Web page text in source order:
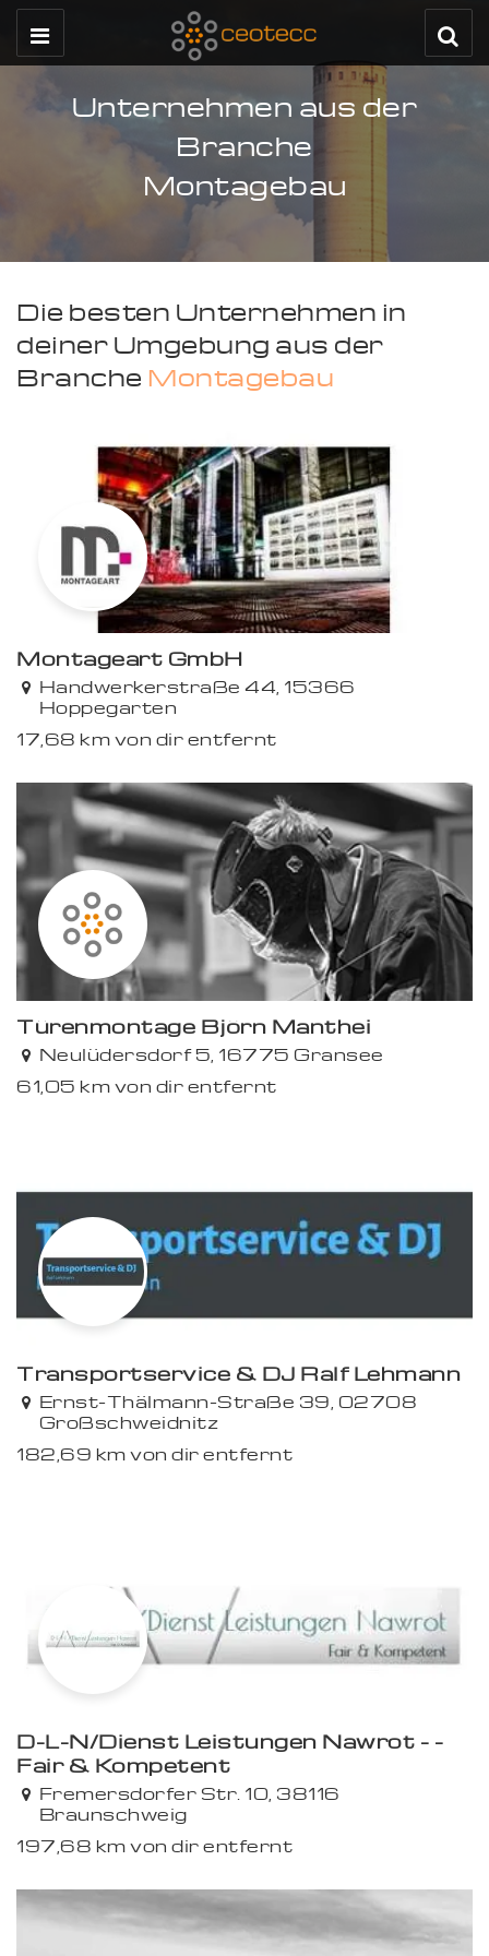
Unternehmen aus der
Branche
Montagebau
Die besten Unternehmen in
deiner Umgebung aus der
Branche Montagebau
Premium
Montageart GmbH
Handwerkerstraße 44, 15366
Hoppegarten
17,68 km von dir entfernt
Premium
Türenmontage Björn Manthei
Neulüdersdorf 5, 16775 Gransee
61,05 km von dir entfernt
Premium
Transportservice & DJ Ralf Lehmann
Ernst-Thälmann-Straße 39, 02708
Großschweidnitz
182,69 km von dir entfernt
Premium
D-L-N/Dienst Leistungen Nawrot - -
Fair & Kompetent
Fremersdorfer Str. 10, 38116
Braunschweig
197,68 km von dir entfernt